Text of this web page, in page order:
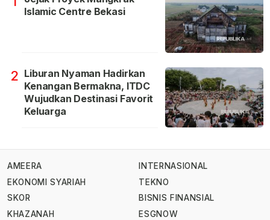
Islamic Centre Bekasi
2 Liburan Nyaman Hadirkan
Kenangan Bermakna, ITDC
Wujudkan Destinasi Favorit
Keluarga
AMEERA
EKONOMI SYARIAH
SKOR
KHAZANAH
INTERNASIONAL
TEKNO
BISNIS FINANSIAL
ESGNOW